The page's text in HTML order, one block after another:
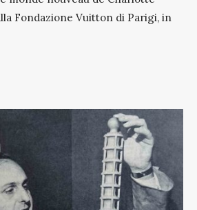
Fondazione Vuitton di Parigi, in